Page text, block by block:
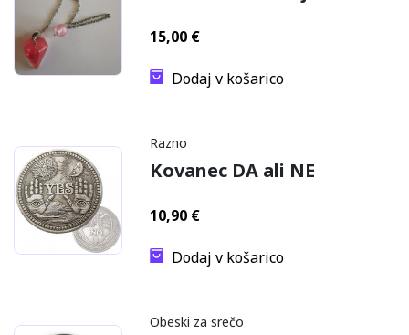
15,00 €
Dodaj v košarico
Razno
Kovanec DA ali NE
10,90 €
Dodaj v košarico
Obeski za srečo